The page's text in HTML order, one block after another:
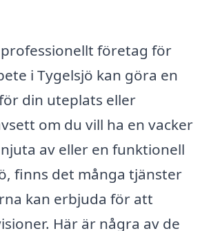
företag för
i Tygelsjö kan göra en
din uteplats eller
om du vill ha en vacker
av eller en funktionell
finns det många tjänster
kan erbjuda för att
Här är några av de